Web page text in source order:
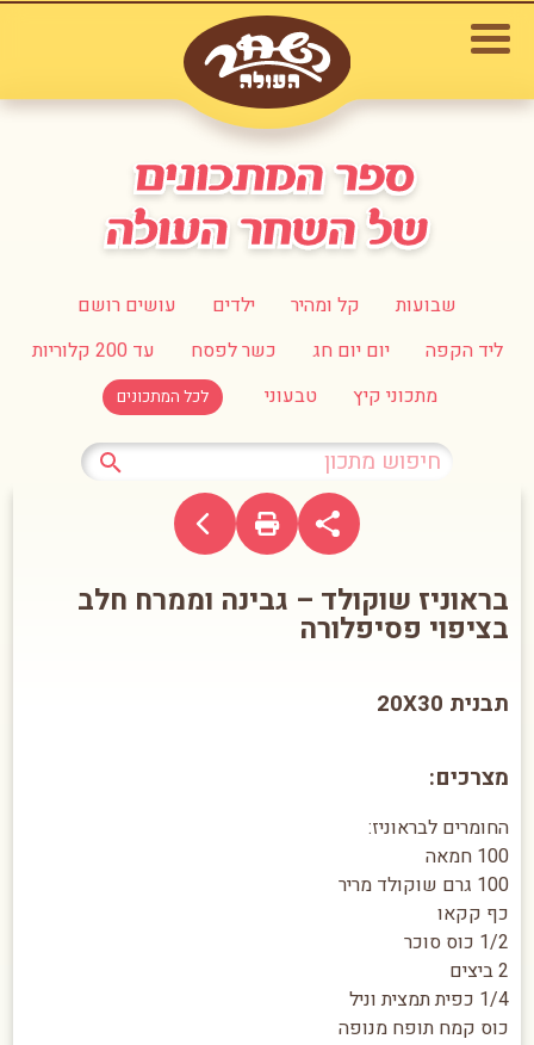
שבועות קל ומהיר ילדים
עושים רושם
ליד הקפה
יום יום חג כשר לפסח
עד 200 קלוריות
מתכוני קיץ
טבעוני לכל המתכונים
בראוניז שוקולד – גבינה וממרח חלב
בציפוי פסיפלורה
תבנית 20X30
מצרכים:
החומרים לבראוניז:
100 חמאה
100 גרם שוקולד מריר
כף קקאו
1/2 כוס סוכר
2 ביצים
1/4 כפית תמצית וניל
כוס קמח תופח מנופה